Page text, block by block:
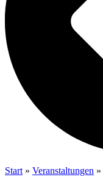
Start » Veranstaltungen »